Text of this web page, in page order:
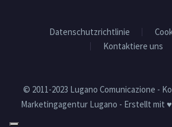
Datenschutzrichtlinie
Kontaktiere uns
© 2011-2023 Lugano Comunicazione -
Marketingagentur Lugano - Erstellt mit